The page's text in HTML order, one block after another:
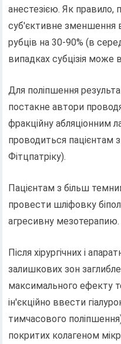
анестезією. Як правило,
суб'єктивне зменшення
рубців на 30-90% (в
випадках субцізія може
Для поліпшення
постакне автори
фракційну абляціонним
проводиться пацієнтам
Фітцпатріку).
Пацієнтам з більш
провести шліфовку
агресивну мезотерапию.
Після хірургічних і
залишкових зон
максимального ефекту
ін'єкційно ввести
тимчасового
покритих колагеном